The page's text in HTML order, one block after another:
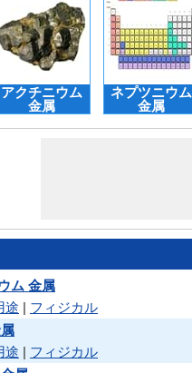
アクチニウム
金属
ネプツニウム
金属
ム 金属
途 | フィジカル
途 | フィジカル